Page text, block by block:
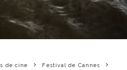
de cine
Festival de Cannes